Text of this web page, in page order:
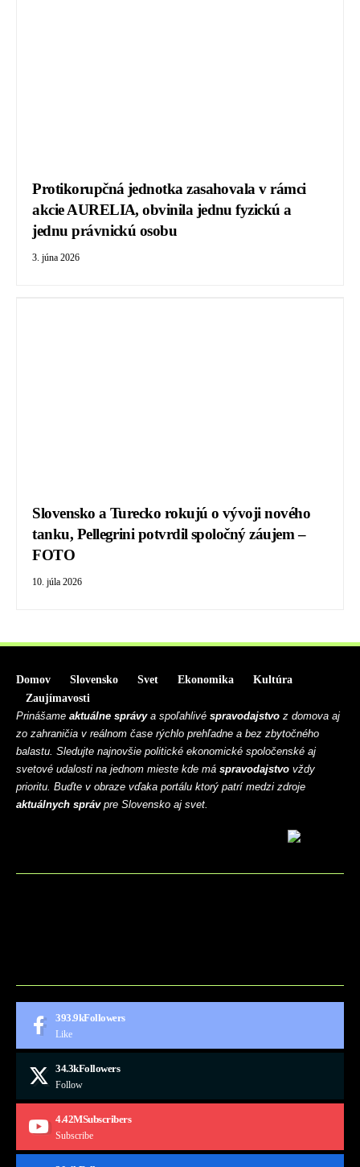
Protikorupčná jednotka zasahovala v rámci
akcie AURELIA, obvinila jednu fyzickú a
jednu právnickú osobu
3. júna 2026
Slovensko a Turecko rokujú o vývoji nového
tanku, Pellegrini potvrdil spoločný záujem –
FOTO
10. júla 2026
Domov Slovensko Svet Ekonomika
Kultúra
Zaujímavosti
Prinášame aktuálne správya spoľahlivé spravodajstvo z domova aj
zo zahraničia v reálnom čase rýchlo prehľadne a bez zbytočného
balastu. Sledujte najnovšie politické ekonomické spoločenské aj
svetové udalosti na jednom mieste kde má spravodajstvo vždy
prioritu. Buďte v obraze vďaka portálu ktorý patrí medzi zdroje
aktuálnych správpre Slovensko aj svet.
393.9kFollowers
Like
34.3kFollowers
Follow
4.42MSubscribers
Subscribe